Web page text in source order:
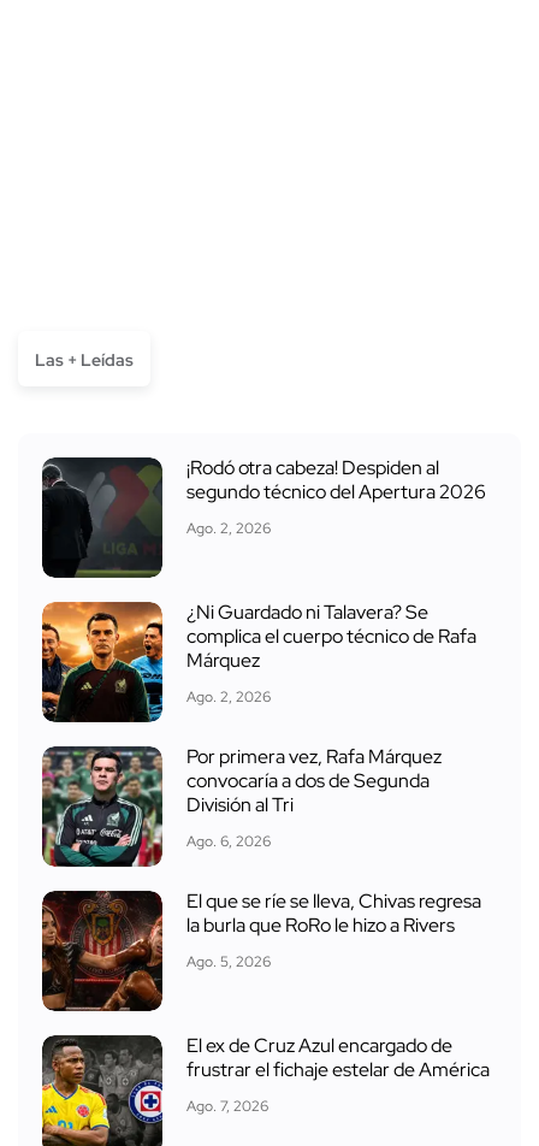
Las + Leídas
¡Rodó otra cabeza! Despiden al
segundo técnico del Apertura 2026
Ago. 2, 2026
¿Ni Guardado ni Talavera? Se
complica el cuerpo técnico de Rafa
Márquez
Ago. 2, 2026
Por primera vez, Rafa Márquez
convocaría a dos de Segunda
División al Tri
Ago. 6, 2026
El que se ríe se lleva, Chivas regresa
la burla que RoRo le hizo a Rivers
Ago. 5, 2026
El ex de Cruz Azul encargado de
frustrar el fichaje estelar de América
Ago. 7, 2026